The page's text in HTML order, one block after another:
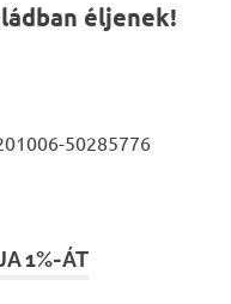
éljenek!
50285776
1%-ÁT